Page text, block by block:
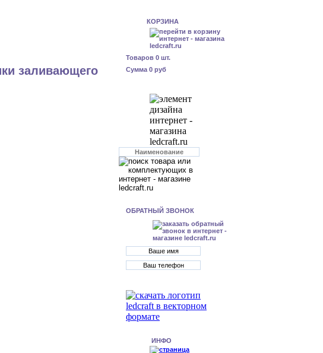
заливающего
КОРЗИНА
Товаров 0 шт.
Сумма 0 руб
ОБРАТНЫЙ ЗВОНОК
ИНФО